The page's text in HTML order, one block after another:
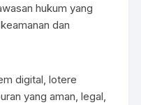
hukum yang
dan
digital, lotere
yang aman, legal,